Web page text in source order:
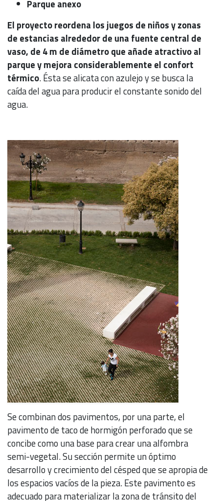
Parque anexo
El proyecto reordena los juegos de niños y zonas
de estancias alrededor de una fuente central de
vaso, de 4 m de diámetro que añade atractivo al
parque y mejora considerablemente el confort
térmico. Ésta se alicata con azulejo y se busca la
caída del agua para producir el constante sonido del
agua.
Se combinan dos pavimentos, por una parte, el
pavimento de taco de hormigón perforado que se
concibe como una base para crear una alfombra
semi-vegetal. Su sección permite un óptimo
desarrollo y crecimiento del césped que se apropia de
los espacios vacíos de la pieza. Este pavimento es
adecuado para materializar la zona de tránsito del